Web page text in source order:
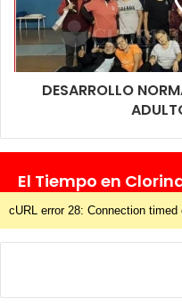
DESARROLLO
El Tiempo en
cURL error 28: Connection